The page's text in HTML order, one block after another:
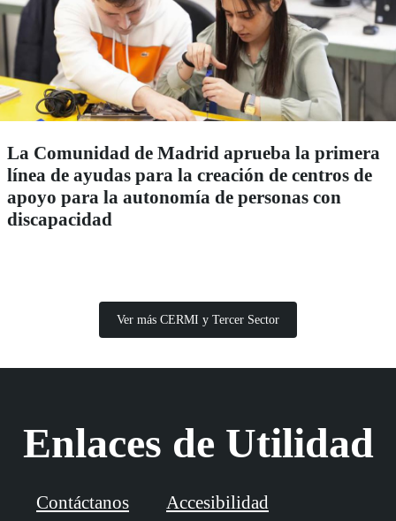
La Comunidad de Madrid aprueba la primera
línea de ayudas para la creación de centros de
apoyo para la autonomía de personas con
discapacidad
Ver más CERMI y Tercer Sector
Enlaces de Utilidad
Contáctanos Accesibilidad